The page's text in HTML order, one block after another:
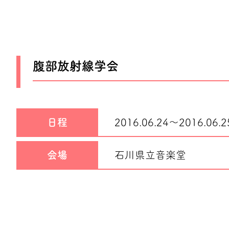
腹部放射線学会
日程 2016.06.24～
会場 石川県立音楽堂